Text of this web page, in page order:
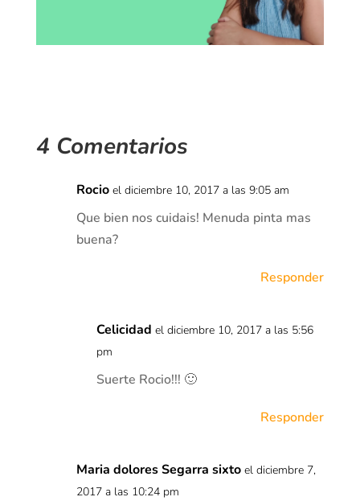
4 Comentarios
Rocio el diciembre 10, 2017 a las 9:05 am
Que bien nos cuidais! Menuda pinta mas
buena?
Responder
Celicidad el diciembre 10, 2017 a las 5:56
pm
Suerte Rocio!!! 🙂
Responder
Maria dolores Segarra sixto el diciembre 7,
2017 a las 10:24 pm